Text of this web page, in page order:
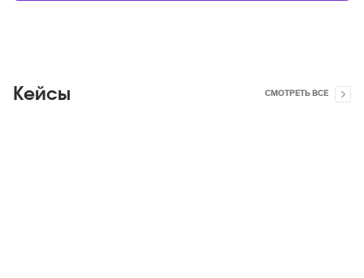
Кейсы СМОТРЕТЬ ВСЕ